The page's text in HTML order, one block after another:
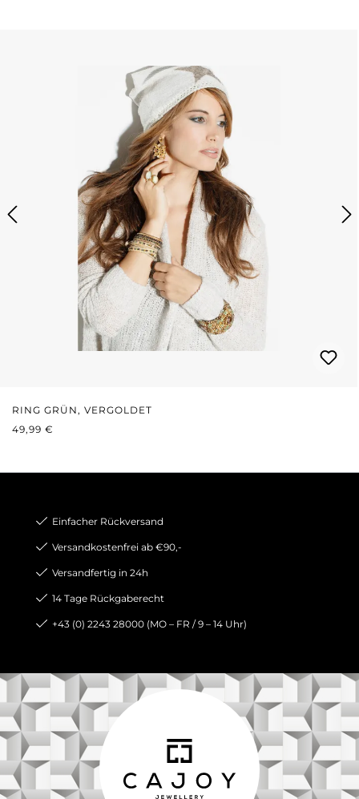
RING GRÜN, VERGOLDET
REGULÄRER PREIS:
49,99 €
Einfacher Rückversand
Versandkostenfrei ab €90,-
Versandfertig in 24h
14 Tage Rückgaberecht
+43 (0) 2243 28000 (MO – FR / 9 – 14 Uhr)